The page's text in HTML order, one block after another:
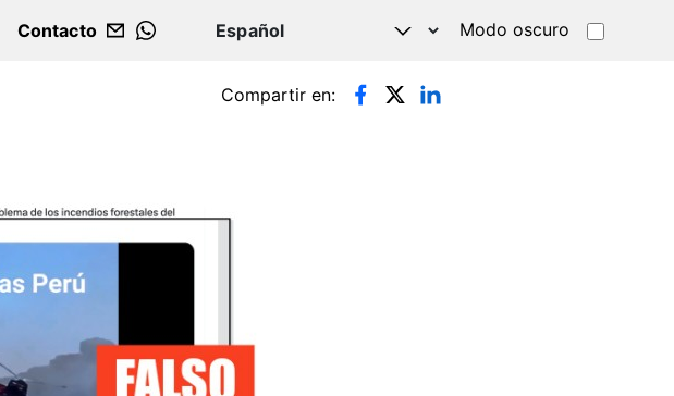
Contacto
WHATSAPP
Modo oscuro
Compartir en: